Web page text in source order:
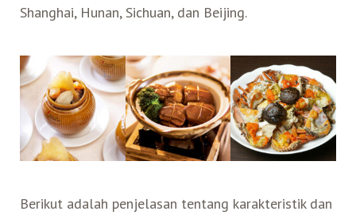
Shanghai, Hunan, Sichuan, dan Beijing.
Berikut adalah penjelasan tentang karakteristik dan